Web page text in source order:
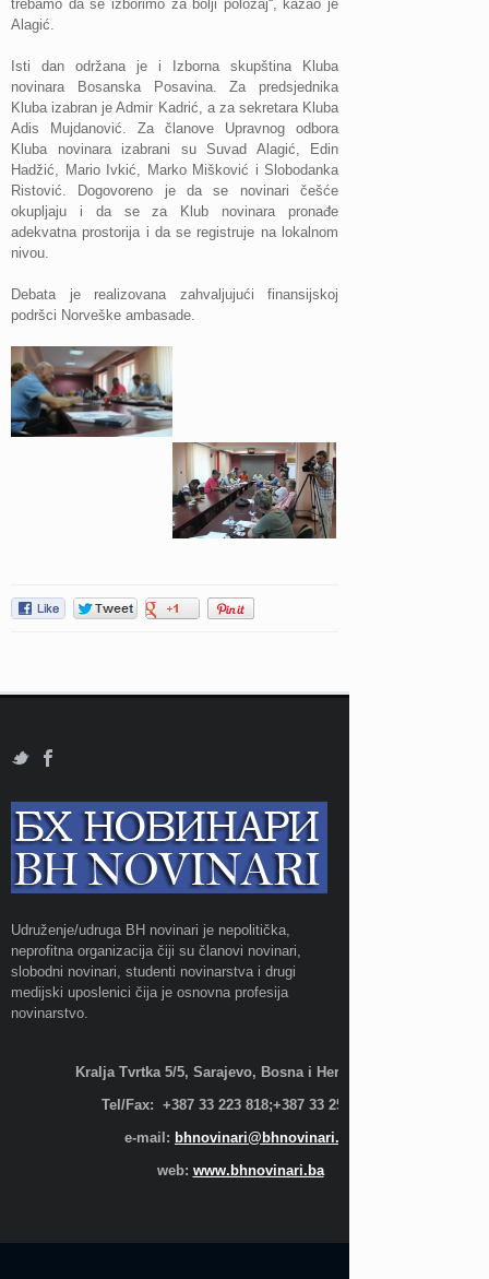
trebamo da se izborimo za bolji položaj“, kazao je
Alagić.
Isti dan održana je i Izborna skupština Kluba
novinara Bosanska Posavina. Za predsjednika
Kluba izabran je Admir Kadrić, a za sekretara Kluba
Adis Mujdanović. Za članove Upravnog odbora
Kluba novinara izabrani su Suvad Alagić, Edin
Hadžić, Mario Ivkić, Marko Mišković i Slobodanka
Ristović. Dogovoreno je da se novinari češće
okupljaju i da se za Klub novinara pronađe
adekvatna prostorija i da se registruje na lokalnom
nivou.
Debata je realizovana zahvaljujući finansijskoj
podršci Norveške ambasade.
Udruženje/udruga BH novinari je nepolitička,
neprofitna organizacija čiji su članovi novinari,
slobodni novinari, studenti novinarstva i drugi
medijski uposlenici čija je osnovna profesija
novinarstvo.
Kralja Tvrtka 5/5, Sarajevo, Bosna i Hercegovina;
Tel/Fax: +387 33 223 818;+387 33 255 600
e-mail: bhnovinari@bhnovinari.ba
web: www.bhnovinari.ba